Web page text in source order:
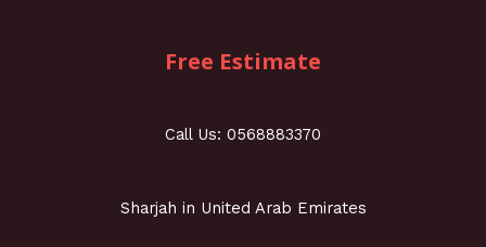
Free Estimate
Call Us: 0568883370
Sharjah in United Arab Emirates